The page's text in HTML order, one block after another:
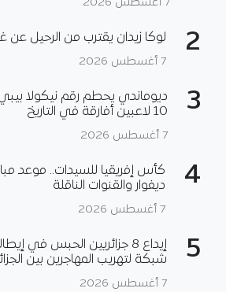
7 أغسطس 2026
2 لوكا زيدان يقترب من الرحيل عن
7 أغسطس 2026
3
ديوماندي يحطم رقم نيكولا
10 لاعبين أفارقة في التاريخ
7 أغسطس 2026
4
كأس إفريقيا للسيدات.. موعد
ديفوار والقنوات الناقلة
7 أغسطس 2026
5
إيداع 8 جزائريين الحبس في
شبكة لتهريب المهاجرين بين
7 أغسطس 2026